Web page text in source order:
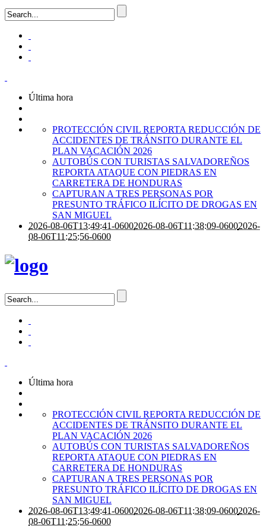
Última hora
PROTECCIÓN CIVIL REPORTA REDUCCIÓN DE
ACCIDENTES DE TRÁNSITO DURANTE EL
PLAN VACACIÓN 2026
AUTOBÚS CON TURISTAS SALVADOREÑOS
REPORTA ATAQUE CON PIEDRAS EN
CARRETERA DE HONDURAS
CAPTURAN A TRES PERSONAS POR
PRESUNTO TRÁFICO ILÍCITO DE DROGAS EN
SAN MIGUEL
2026-08-06T13:49:41-06002026-08-06T11:38:09-06002026-
08-06T11:25:56-0600
Última hora
PROTECCIÓN CIVIL REPORTA REDUCCIÓN DE
ACCIDENTES DE TRÁNSITO DURANTE EL
PLAN VACACIÓN 2026
AUTOBÚS CON TURISTAS SALVADOREÑOS
REPORTA ATAQUE CON PIEDRAS EN
CARRETERA DE HONDURAS
CAPTURAN A TRES PERSONAS POR
PRESUNTO TRÁFICO ILÍCITO DE DROGAS EN
SAN MIGUEL
2026-08-06T13:49:41-06002026-08-06T11:38:09-06002026-
08-06T11:25:56-0600